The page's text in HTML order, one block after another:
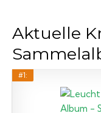
Aktuelle
#1: